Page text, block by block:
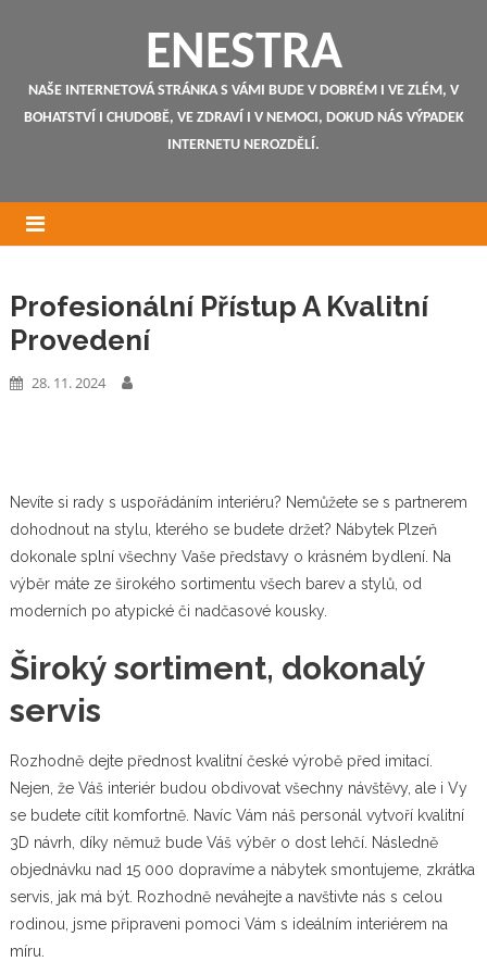
ENESTRA
NAŠE INTERNETOVÁ STRÁNKA S VÁMI BUDE V DOBRÉM I VE ZLÉM, V
BOHATSTVÍ I CHUDOBĚ, VE ZDRAVÍ I V NEMOCI, DOKUD NÁS VÝPADEK
INTERNETU NEROZDĚLÍ.
Profesionální Přístup A Kvalitní
Provedení
28. 11. 2024
Nevíte si rady s uspořádáním interiéru? Nemůžete se s partnerem
dohodnout na stylu, kterého se budete držet? Nábytek Plzeň
dokonale splní všechny Vaše představy o krásném bydlení. Na
výběr máte ze širokého sortimentu všech barev a stylů, od
moderních po atypické či nadčasové kousky.
Široký sortiment, dokonalý
servis
Rozhodně dejte přednost kvalitní české výrobě před imitací.
Nejen, že Váš interiér budou obdivovat všechny návštěvy, ale i Vy
se budete cítit komfortně. Navíc Vám náš personál vytvoří kvalitní
3D návrh, díky němuž bude Váš výběr o dost lehčí. Následně
objednávku nad 15 000 dopravíme a nábytek smontujeme, zkrátka
servis, jak má být. Rozhodně neváhejte a navštivte nás s celou
rodinou, jsme připraveni pomoci Vám s ideálním interiérem na
míru.